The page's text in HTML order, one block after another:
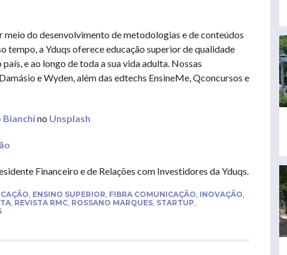
do desenvolvimento de metodologias e de conteúdos
tempo, a Yduqs oferece educação superior de qualidade
e ao longo de toda a sua vida adulta. Nossas
e Wyden, além das edtechs EnsineMe, Qconcursos e
Bianchino Unsplash
Financeiro e de Relações com Investidores da Yduqs.
, ENSINO SUPERIOR, FIBRA COMUNICAÇÃO, INOVAÇÃO,
, REVISTA RMC, ROSSANO MARQUES, STARTUP,